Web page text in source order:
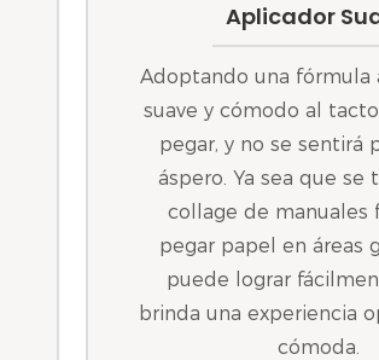
Aplicador
Adoptando una fórmula
suave y cómodo al
pegar, y no se sentirá
áspero. Ya sea que se
collage de manuales
pegar papel en áreas
puede lograr
brinda una experiencia
cómoda.